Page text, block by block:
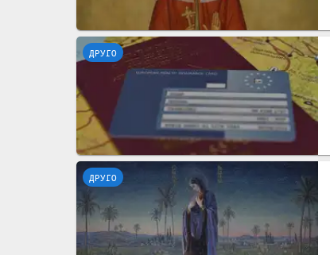
ДРУГО
ДРУГО